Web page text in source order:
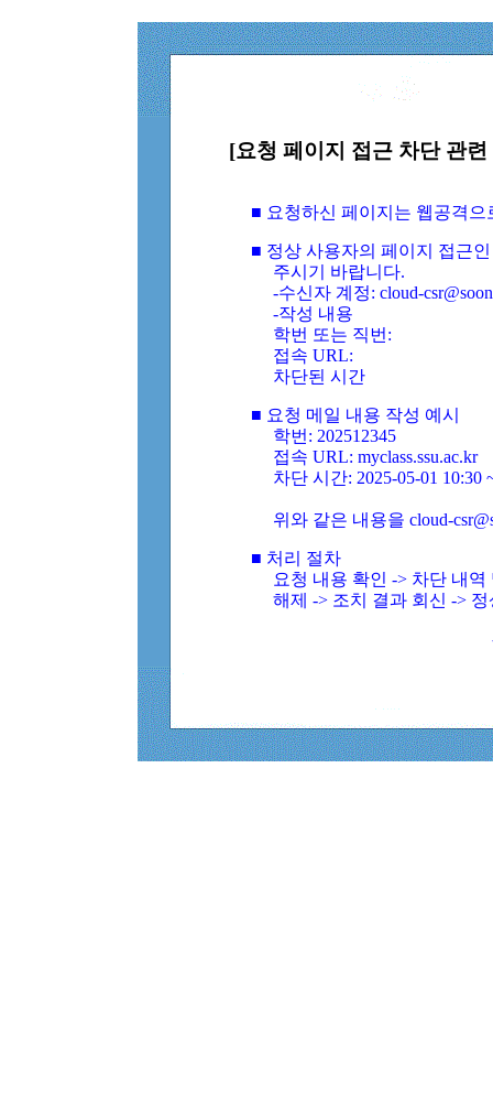
[요청 페이지 접근 차단 관
■ 요청하신 페이지는 웹공격
■ 정상 사용자의 페이지 접근
주시기 바랍니다.
-수신자 계정: cloud-
-작성 내용
학번 또는 직번:
접속 URL:
차단된 시간
■ 요청 메일 내용 작성 예시
학번: 202512345
접속 URL: myclass.ssu.ac.kr
차단 시간: 2025-05-01 10:30
위와 같은 내용을 cloud-
■ 처리 절차
요청 내용 확인 -> 차단 내
해제 -> 조치 결과 회신 ->